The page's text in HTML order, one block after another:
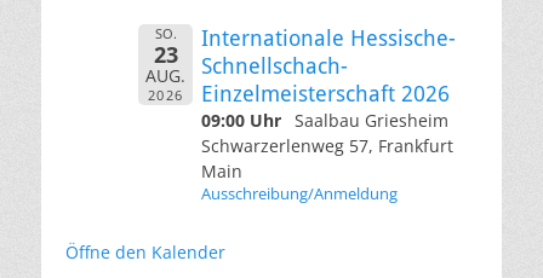
SO.
23
AUG.
2026
Internationale Hessische-
Schnellschach-
Einzelmeisterschaft 2026
09:00 Uhr Saalbau Griesheim
Schwarzerlenweg 57, Frankfurt
Main
Ausschreibung/Anmeldung
Öffne den Kalender